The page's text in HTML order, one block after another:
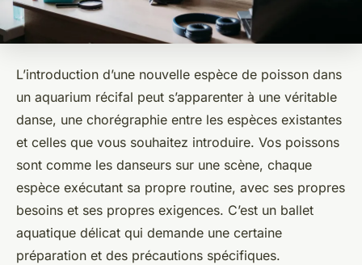
L’introduction d’une nouvelle espèce de poisson dans
un aquarium récifal peut s’apparenter à une véritable
danse, une chorégraphie entre les espèces existantes
et celles que vous souhaitez introduire. Vos poissons
sont comme les danseurs sur une scène, chaque
espèce exécutant sa propre routine, avec ses propres
besoins et ses propres exigences. C’est un ballet
aquatique délicat qui demande une certaine
préparation et des précautions spécifiques.